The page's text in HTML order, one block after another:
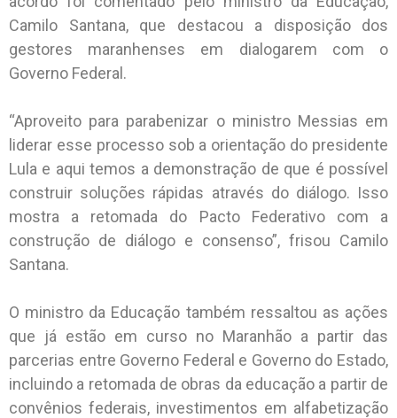
Camilo Santana, que destacou a disposição dos
gestores maranhenses em dialogarem com o
Governo Federal.
“Aproveito para parabenizar o ministro Messias em
liderar esse processo sob a orientação do presidente
Lula e aqui temos a demonstração de que é possível
construir soluções rápidas através do diálogo. Isso
mostra a retomada do Pacto Federativo com a
construção de diálogo e consenso”, frisou Camilo
Santana.
O ministro da Educação também ressaltou as ações
que já estão em curso no Maranhão a partir das
parcerias entre Governo Federal e Governo do Estado,
incluindo a retomada de obras da educação a partir de
convênios federais, investimentos em alfabetização